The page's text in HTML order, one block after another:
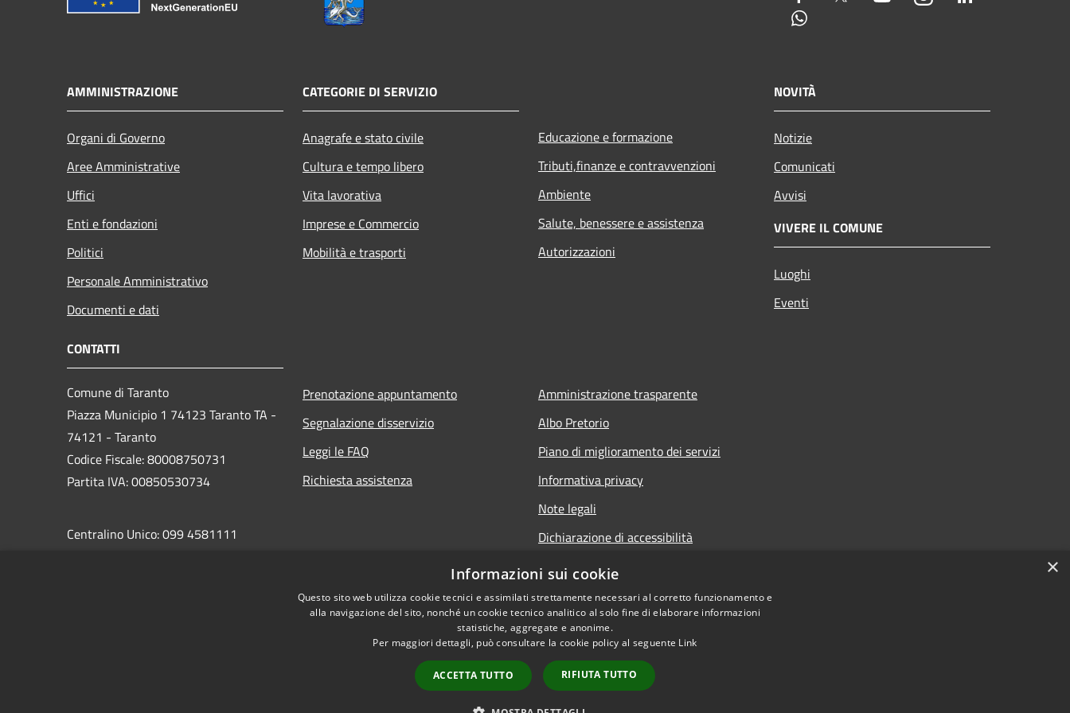
AMMINISTRAZIONE
Organi di Governo
Aree Amministrative
Uffici
Enti e fondazioni
Politici
Personale Amministrativo
Documenti e dati
CATEGORIE DI SERVIZIO
Anagrafe e stato civile
Cultura e tempo libero
Vita lavorativa
Imprese e Commercio
Mobilità e trasporti
Educazione e formazione
Tributi,finanze e contravvenzioni
Ambiente
Salute, benessere e assistenza
Autorizzazioni
NOVITÀ
Notizie
Comunicati
Avvisi
VIVERE IL COMUNE
Luoghi
Eventi
CONTATTI
Comune di Taranto
Piazza Municipio 1 74123 Taranto TA -
74121 - Taranto
Codice Fiscale: 80008750731
Partita IVA: 00850530734
Centralino Unico: 099 4581111
protocollo.comunetaranto@pec.rupar.puglia.it
Prenotazione appuntamento
Segnalazione disservizio
Leggi le FAQ
Richiesta assistenza
Amministrazione trasparente
Albo Pretorio
Piano di miglioramento dei servizi
Informativa privacy
Note legali
Dichiarazione di accessibilità
Informativa sulla videosorveglianza
Copyright © 2026 • Comune di Taranto • Powered by
×
Informazioni sui cookie
Questo sito web utilizza cookie tecnici e assimilati strettamente necessari al corretto funzionamento e
alla navigazione del sito, nonché un cookie tecnico analitico al solo fine di elaborare informazioni
statistiche, aggregate e anonime.
Per maggiori dettagli, può consultare la cookie policy al seguente Link
ACCETTA TUTTO RIFIUTA TUTTO